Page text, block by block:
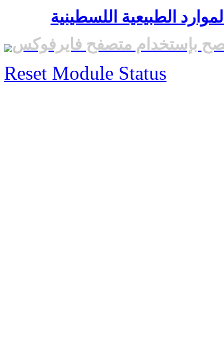
الطبيعية اللسطينية
بإستخدام متصفح فايرفوكس
Reset Module Status